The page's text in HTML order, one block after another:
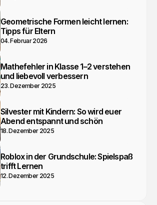
Geometrische Formen leicht lernen:
Tipps für Eltern
04. Februar 2026
Mathefehler in Klasse 1–2 verstehen
und liebevoll verbessern
23. Dezember 2025
Silvester mit Kindern: So wird euer
Abend entspannt und schön
18. Dezember 2025
Roblox in der Grundschule: Spielspaß
trifft Lernen
12. Dezember 2025